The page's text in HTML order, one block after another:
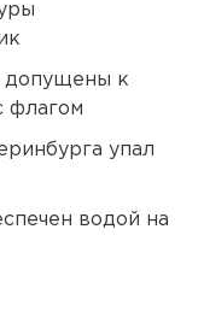
допущены к
флагом
упал
водой на